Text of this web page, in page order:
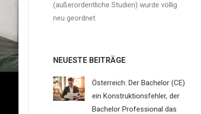
(außerordentliche Studien) wurde völlig
neu geordnet
NEUESTE BEITRÄGE
Österreich: Der Bachelor (CE)
ein Konstruktionsfehler, der
Bachelor Professional das